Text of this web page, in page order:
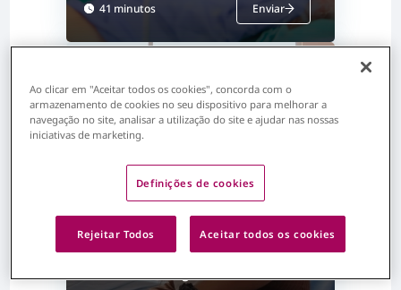
41 minutos Enviar
Ao clicar em "Aceitar todos os cookies", concorda com o
armazenamento de cookies no seu dispositivo para melhorar a
navegação no site, analisar a utilização do site e ajudar nas nossas
iniciativas de marketing.
Definições de cookies
Rejeitar Todos Aceitar todos os cookies